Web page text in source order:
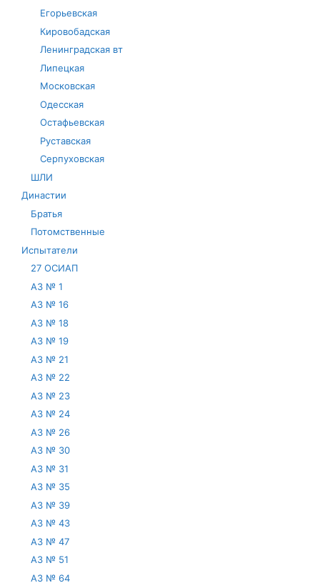
Егорьевская
Кировобадская
Ленинградская вт
Липецкая
Московская
Одесская
Остафьевская
Руставская
Серпуховская
ШЛИ
Династии
Братья
Потомственные
Испытатели
27 ОСИАП
АЗ № 1
АЗ № 16
АЗ № 18
АЗ № 19
АЗ № 21
АЗ № 22
АЗ № 23
АЗ № 24
АЗ № 26
АЗ № 30
АЗ № 31
АЗ № 35
АЗ № 39
АЗ № 43
АЗ № 47
АЗ № 51
АЗ № 64